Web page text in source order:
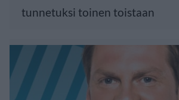
tunnetuksi toinen toistaan